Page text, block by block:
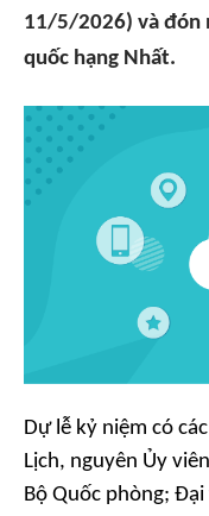
11/5/2026) và đón
quốc hạng Nhất.
Dự lễ kỷ niệm có
Lịch, nguyên Ủy
Bộ Quốc phòng;